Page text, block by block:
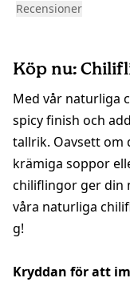
Recensioner
Köp nu:
Med vår naturliga
spicy finish och
tallrik. Oavsett om
krämiga soppor
chiliflingor ger din
våra naturliga
g!
Kryddan för att